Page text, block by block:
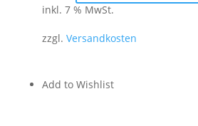
inkl. 7 % MwSt.
zzgl. Versandkosten
Add to Wishlist